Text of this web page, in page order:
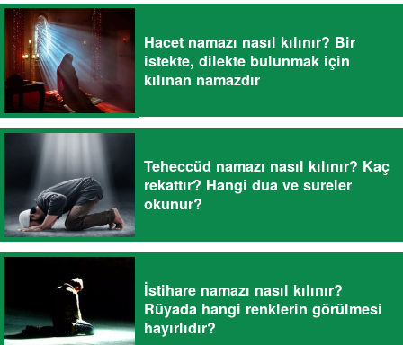
Hacet namazı nasıl kılınır? Bir
istekte, dilekte bulunmak için
kılınan namazdır
Teheccüd namazı nasıl kılınır? Kaç
rekattır? Hangi dua ve sureler
okunur?
İstihare namazı nasıl kılınır?
Rüyada hangi renklerin görülmesi
hayırlıdır?